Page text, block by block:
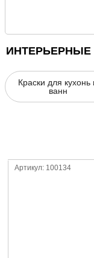
ИНТЕРЬЕРНЫЕ
Краски для кухонь
ванн
Артикул: 100134